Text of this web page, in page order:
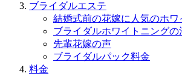
ブライダルエステ
結婚式前の花嫁に人気のホワ
ブライダルホワイトニングの
先輩花嫁の声
ブライダルパック料金
料金